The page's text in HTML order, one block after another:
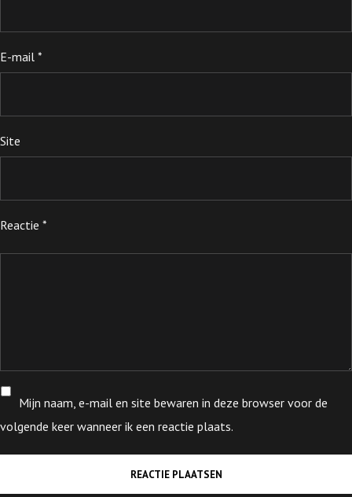
E-mail *
Site
Reactie *
Mijn naam, e-mail en site bewaren in deze browser voor de
volgende keer wanneer ik een reactie plaats.